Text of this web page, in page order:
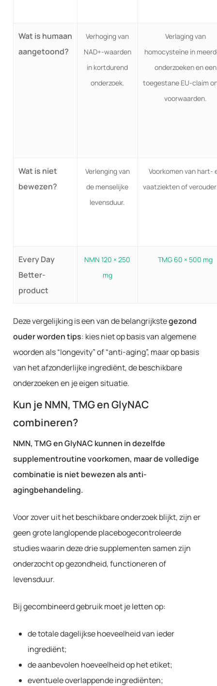
Wat is humaan
aangetoond?
Verhoging van
NAD+-waarden
in kortdurend
onderzoek.
Verlaging van
homocysteïne in
onderzoeken en een
toegestane EU-claim
voorwaarden.
Wat is niet
bewezen?
Verlenging van
de menselijke
levensduur.
Voorkomen van hart-
vaatziekten of
Every Day
Better-
product
NMN 120 × 250
mg
TMG 60 × 500 mg
Deze vergelijking is een van de belangrijkstegezond
ouder worden tips: kies niet op basis van algemene
woorden als “longevity” of “anti-aging”, maar op basis
van het afzonderlijke ingrediënt, de beschikbare
onderzoeken en je eigen situatie.
Kun je NMN, TMG en GlyNAC
combineren?
NMN, TMG en GlyNAC kunnen in dezelfde
supplementroutine voorkomen, maar de volledige
combinatie is niet bewezen als anti-
agingbehandeling.
Voor zover uit het beschikbare onderzoek blijkt, zijn er
geen grote langlopende placebogecontroleerde
studies waarin deze drie supplementen samen zijn
onderzocht op gezondheid, functioneren of
levensduur.
Bij gecombineerd gebruik moet je letten op:
de totale dagelijkse hoeveelheid van ieder
ingrediënt;
de aanbevolen hoeveelheid op het etiket;
eventuele overlappende ingrediënten;